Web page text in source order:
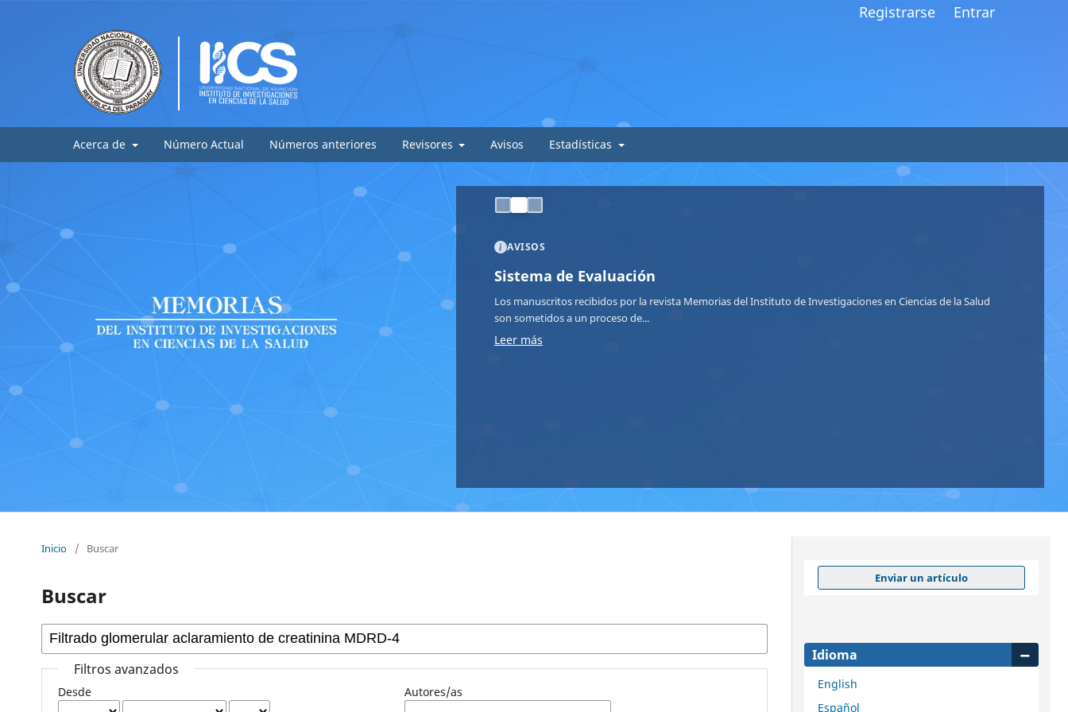
Registrarse Entrar
Acerca de Número Actual Números anteriores Revisores Avisos Estadísticas
AVISOS
Sistema de Evaluación
Los manuscritos recibidos por la revista Memorias del Instituto de Investigaciones en Ciencias de la Salud
son sometidos a un proceso de...
Leer más
Inicio / Buscar
Buscar
Filtros avanzados
Desde Autores/as
Enviar un artículo
Idioma
English
Español